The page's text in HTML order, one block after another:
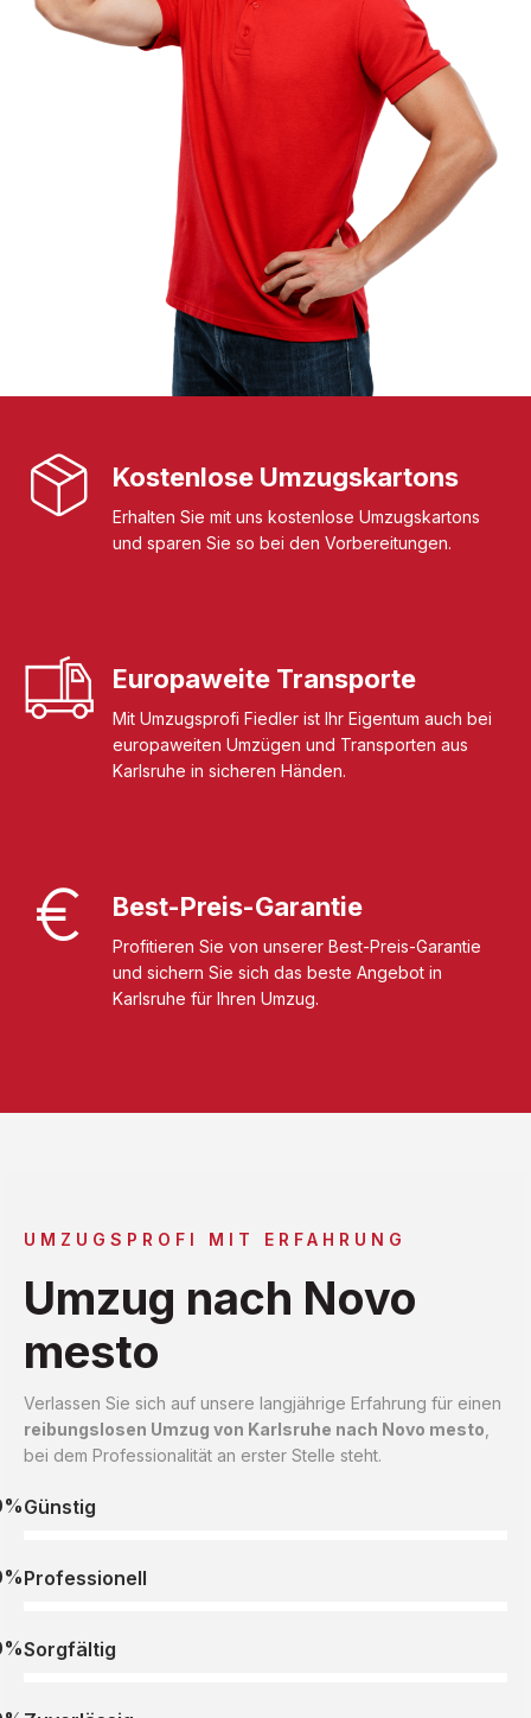
Kostenlose Umzugskartons
Erhalten Sie mit uns kostenlose Umzugskartons
und sparen Sie so bei den Vorbereitungen.
Europaweite Transporte
Mit Umzugsprofi Fiedler ist Ihr Eigentum auch bei
europaweiten Umzügen und Transporten aus
Karlsruhe in sicheren Händen.
Best-Preis-Garantie
Profitieren Sie von unserer Best-Preis-Garantie
und sichern Sie sich das beste Angebot in
Karlsruhe für Ihren Umzug.
UMZUGSPROFI MIT ERFAHRUNG
Umzug nach Novo
mesto
Verlassen Sie sich auf unsere langjährige Erfahrung für einen
reibungslosen Umzug von Karlsruhe nach Novo mesto
bei dem Professionalität an erster Stelle steht.
Günstig
Professionell
Sorgfältig